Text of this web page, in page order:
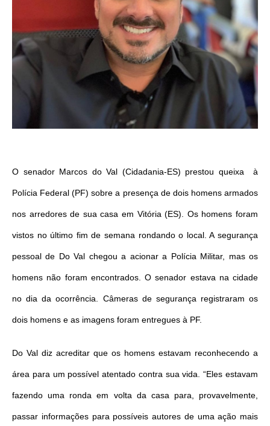
O senador Marcos do Val (Cidadania-ES) prestou queixa à
Polícia Federal (PF) sobre a presença de dois homens armados
nos arredores de sua casa em Vitória (ES). Os homens foram
vistos no último fim de semana rondando o local. A segurança
pessoal de Do Val chegou a acionar a Polícia Militar, mas os
homens não foram encontrados. O senador estava na cidade
no dia da ocorrência. Câmeras de segurança registraram os
dois homens e as imagens foram entregues à PF.
Do Val diz acreditar que os homens estavam reconhecendo a
área para um possível atentado contra sua vida. “Eles estavam
fazendo uma ronda em volta da casa para, provavelmente,
passar informações para possíveis autores de uma ação mais